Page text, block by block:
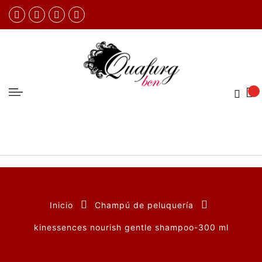
Inicio Champú de peluquería
kinessences nourish gentle shampoo-300 ml